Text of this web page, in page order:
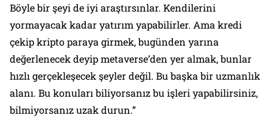
Böyle bir şeyi de iyi araştırsınlar. Kendilerini
yormayacak kadar yatırım yapabilirler. Ama kredi
çekip kripto paraya girmek, bugünden yarına
değerlenecek deyip metaverse’den yer almak, bunlar
hızlı gerçekleşecek şeyler değil. Bu başka bir uzmanlık
alanı. Bu konuları biliyorsanız bu işleri yapabilirsiniz,
bilmiyorsanız uzak durun.”